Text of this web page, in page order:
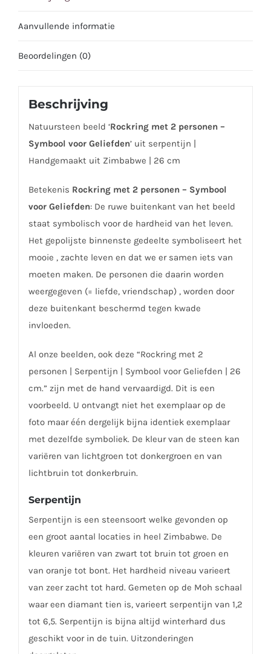
26
cm.
Aanvullende informatie
Beoordelingen (0)
Beschrijving
Natuursteen beeld ‘Rockring met 2 personen –
Symbool voor Geliefden’ uit serpentijn |
Handgemaakt uit Zimbabwe | 26 cm
Betekenis Rockring met 2 personen – Symbool
voor Geliefden: De ruwe buitenkant van het beeld
staat symbolisch voor de hardheid van het leven.
Het gepolijste binnenste gedeelte symboliseert het
mooie , zachte leven en dat we er samen iets van
moeten maken. De personen die daarin worden
weergegeven (= liefde, vriendschap) , worden door
deze buitenkant beschermd tegen kwade
invloeden.
Al onze beelden, ook deze “Rockring met 2
personen | Serpentijn | Symbool voor Geliefden | 26
cm.” zijn met de hand vervaardigd. Dit is een
voorbeeld. U ontvangt niet het exemplaar op de
foto maar één dergelijk bijna identiek exemplaar
met dezelfde symboliek. De kleur van de steen kan
variëren van lichtgroen tot donkergroen en van
lichtbruin tot donkerbruin.
Serpentijn
Serpentijn is een steensoort welke gevonden op
een groot aantal locaties in heel Zimbabwe. De
kleuren variëren van zwart tot bruin tot groen en
van oranje tot bont. Het hardheid niveau varieert
van zeer zacht tot hard. Gemeten op de Moh schaal
waar een diamant tien is, varieert serpentijn van 1,2
tot 6,5. Serpentijn is bijna altijd winterhard dus
geschikt voor in de tuin. Uitzonderingen